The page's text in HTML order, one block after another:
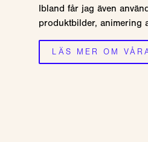
Ibland får jag även
produktbilder, animering
LÄS MER OM